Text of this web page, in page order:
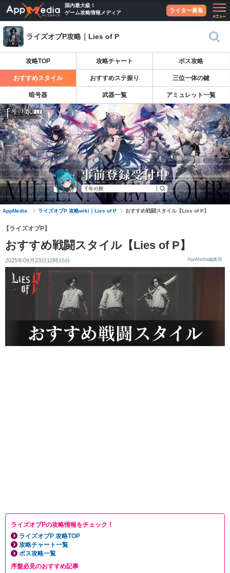
国内最大級！
ゲーム攻略情報メディア
ライター募集
ライズオブP攻略｜Lies of P
攻略TOP 攻略チャート ボス攻略
おすすめスタイル おすすめステ振り 三位一体の鍵
暗号器 武器一覧 アミュレット一覧
AppMedia ライズオブP 攻略wiki｜Lies of P おすすめ戦闘スタイル【Lies of P】
【ライズオブP】
おすすめ戦闘スタイル【Lies of P】
2025年09月23日12時15分 AppMedia編集部
ライズオブPの攻略情報をチェック！
ライズオブP 攻略TOP
攻略チャート一覧
ボス攻略一覧
序盤必見のおすすめ記事